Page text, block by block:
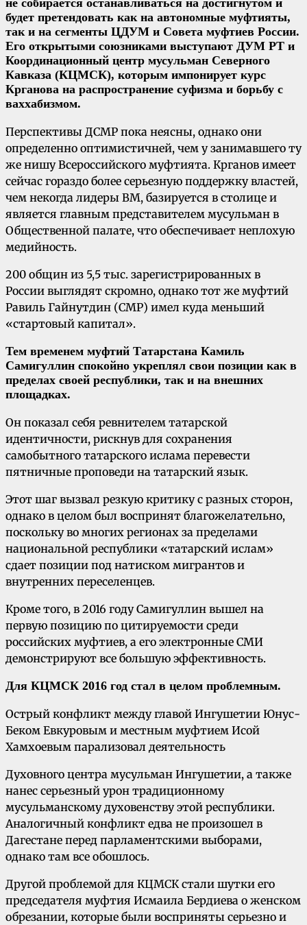
будет претендовать как на автономные муфтияты,
так и на сегменты ЦДУМ и Совета муфтиев России.
Его открытыми союзниками выступают ДУМ РТ и
Координационный центр мусульман Северного
Кавказа (КЦМСК), которым импонирует курс
Крганова на распространение суфизма и борьбу с
ваххабизмом.
Перспективы ДСМР пока неясны, однако они
определенно оптимистичней, чем у занимавшего ту
же нишу Всероссийского муфтията. Крганов имеет
сейчас гораздо более серьезную поддержку властей,
чем некогда лидеры ВМ, базируется в столице и
является главным представителем мусульман в
Общественной палате, что обеспечивает неплохую
медийность.
200 общин из 5,5 тыс. зарегистрированных в
России выглядят скромно, однако тот же муфтий
Равиль Гайнутдин (СМР) имел куда меньший
«стартовый капитал».
Тем временем муфтий Татарстана Камиль
Самигуллин спокойно укреплял свои позиции как в
пределах своей республики, так и на внешних
площадках.
Он показал себя ревнителем татарской
идентичности, рискнув для сохранения
самобытного татарского ислама перевести
пятничные проповеди на татарский язык.
Этот шаг вызвал резкую критику с разных сторон,
однако в целом был воспринят благожелательно,
поскольку во многих регионах за пределами
национальной республики «татарский ислам»
сдает позиции под натиском мигрантов и
внутренних переселенцев.
Кроме того, в 2016 году Самигуллин вышел на
первую позицию по цитируемости среди
российских муфтиев, а его электронные СМИ
демонстрируют все большую эффективность.
Для КЦМСК 2016 год стал в целом проблемным.
Острый конфликт между главой Ингушетии Юнус-
Беком Евкуровым и местным муфтием Исой
Хамхоевым парализовал деятельность
Духовного центра мусульман Ингушетии, а также
нанес серьезный урон традиционному
мусульманскому духовенству этой республики.
Аналогичный конфликт едва не произошел в
Дагестане перед парламентскими выборами,
однако там все обошлось.
Другой проблемой для КЦМСК стали шутки его
председателя муфтия Исмаила Бердиева о женском
обрезании, которые были восприняты серьезно и